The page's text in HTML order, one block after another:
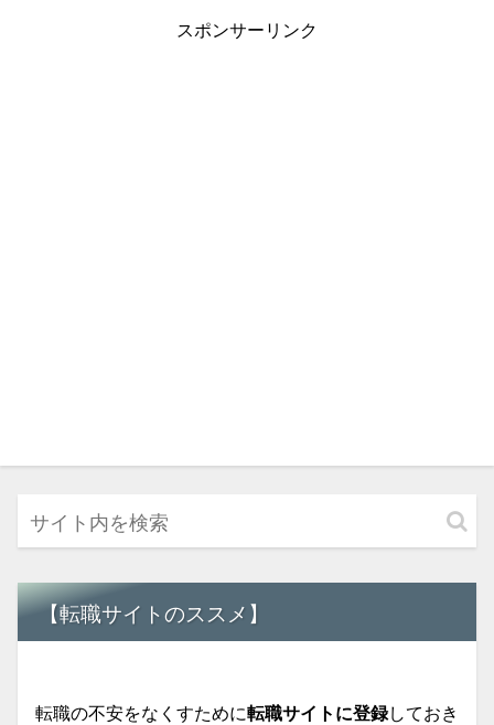
スポンサーリンク
【転職サイトのススメ】
転職の不安をなくすために転職サイトに登録しておき